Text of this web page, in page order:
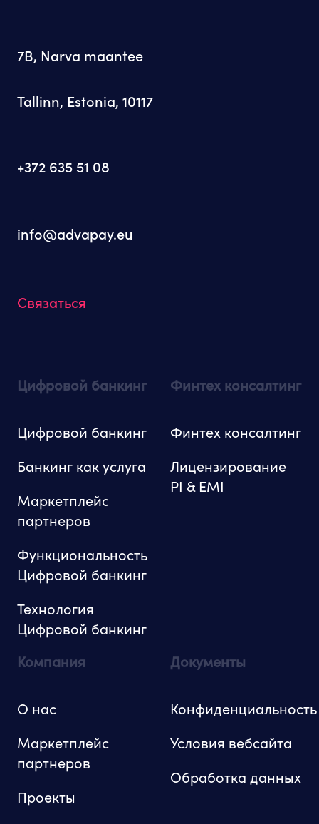
7B, Narva maantee
Tallinn, Estonia, 10117
+372 635 51 08
info@advapay.eu
Связаться
Цифровой банкинг
Цифровой банкинг
Банкинг как услуга
Маркетплейс
партнеров
Функциональность
Цифровой банкинг
Технология
Цифровой банкинг
Финтех консалтинг
Финтех консалтинг
Лицензирование
PI & EMI
Компания
О нас
Маркетплейс
партнеров
Проекты
Документы
Конфиденциальность
Условия вебсайта
Обработка данных